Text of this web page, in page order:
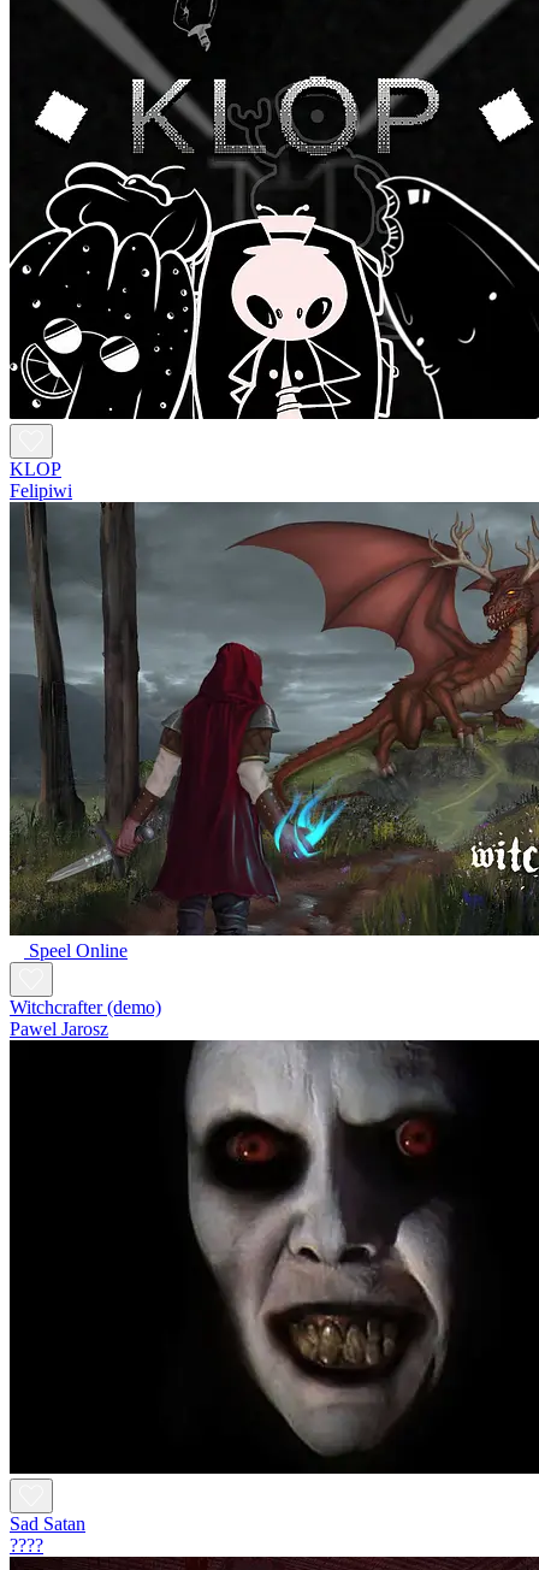
KLOP
Felipiwi
Speel Online
Witchcrafter (demo)
Pawel Jarosz
Sad Satan
????